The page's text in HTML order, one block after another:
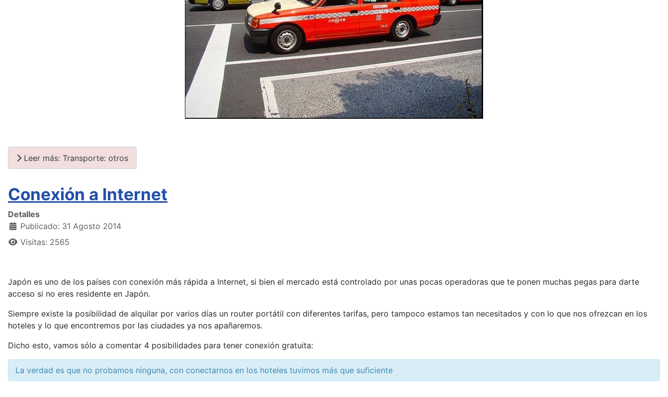
Leer más: Transporte: otros
Conexión a Internet
Detalles
Publicado: 31 Agosto 2014
Visitas: 2565
Japón es uno de los países con conexión más rápida a Internet, si bien el mercado está controlado por unas pocas operadoras que te ponen muchas pegas para darte
acceso si no eres residente en Japón.
Siempre existe la posibilidad de alquilar por varios días un router portátil con diferentes tarifas, pero tampoco estamos tan necesitados y con lo que nos ofrezcan en los
hoteles y lo que encontremos por las ciudades ya nos apañaremos.
Dicho esto, vamos sólo a comentar 4 posibilidades para tener conexión gratuita:
La verdad es que no probamos ninguna, con conectarnos en los hoteles tuvimos más que suficiente